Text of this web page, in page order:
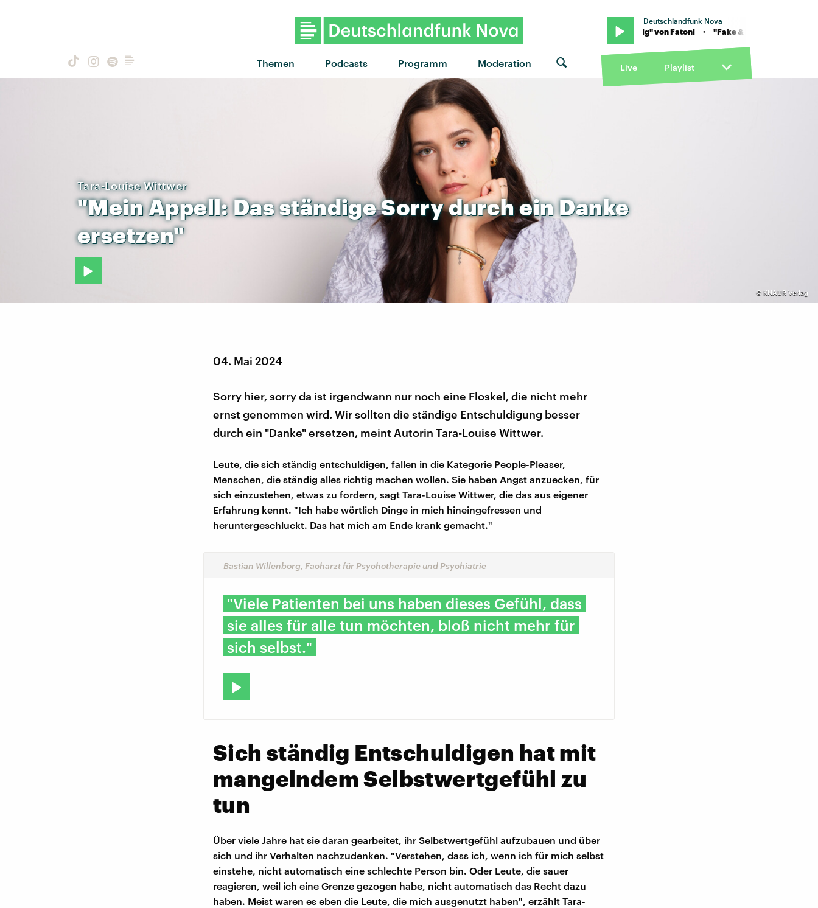
Themen Podcasts Programm Moderation
Deutschlandfunk Nova
"Fake & billig" von Fatoni · "Fake & billig" von Fatoni · "Fake & billig" von Fatoni
Live Playlist
© KNAUR Verlag
Tara-Louise Wittwer
"MeinAppell:DasständigeSorrydurcheinDanke
ersetzen"
04. Mai 2024
Sorry hier, sorry da ist irgendwann nur noch eine Floskel, die nicht mehr
ernst genommen wird. Wir sollten die ständige Entschuldigung besser
durch ein "Danke" ersetzen, meint Autorin Tara-Louise Wittwer.
Leute, die sich ständig entschuldigen, fallen in die Kategorie People-Pleaser,
Menschen, die ständig alles richtig machen wollen. Sie haben Angst anzuecken, für
sich einzustehen, etwas zu fordern, sagt Tara-Louise Wittwer, die das aus eigener
Erfahrung kennt. "Ich habe wörtlich Dinge in mich hineingefressen und
heruntergeschluckt. Das hat mich am Ende krank gemacht."
Bastian Willenborg, Facharzt für Psychotherapie und Psychiatrie
"Viele Patienten bei uns haben dieses Gefühl, dass
sie alles für alle tun möchten, bloß nicht mehr für
sich selbst."
Sich ständig Entschuldigen hat mit
mangelndem Selbstwertgefühl zu
tun
Über viele Jahre hat sie daran gearbeitet, ihr Selbstwertgefühl aufzubauen und über
sich und ihr Verhalten nachzudenken. "Verstehen, dass ich, wenn ich für mich selbst
einstehe, nicht automatisch eine schlechte Person bin. Oder Leute, die sauer
reagieren, weil ich eine Grenze gezogen habe, nicht automatisch das Recht dazu
haben. Meist waren es eben die Leute, die mich ausgenutzt haben", erzählt Tara-